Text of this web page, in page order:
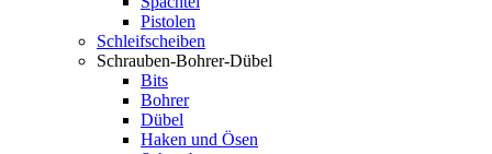
Pistolen
Schleifscheiben
Schrauben-Bohrer-Dübel
Bits
Bohrer
Dübel
Haken und Ösen